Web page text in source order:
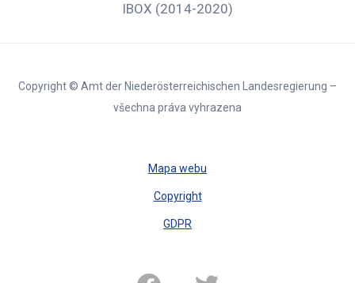
IBOX (2014-2020)
Copyright © Amt der Niederösterreichischen Landesregierung –
všechna práva vyhrazena
Mapa webu
Copyright
GDPR